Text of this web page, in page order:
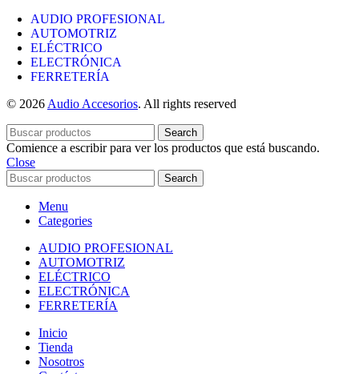
AUDIO PROFESIONAL
AUTOMOTRIZ
ELÉCTRICO
ELECTRÓNICA
FERRETERÍA
© 2026Audio Accesorios. All rights reserved
Search
Comience a escribir para ver los productos que está buscando.
Close
Search
Menu
Categories
AUDIO PROFESIONAL
AUTOMOTRIZ
ELÉCTRICO
ELECTRÓNICA
FERRETERÍA
Inicio
Tienda
Nosotros